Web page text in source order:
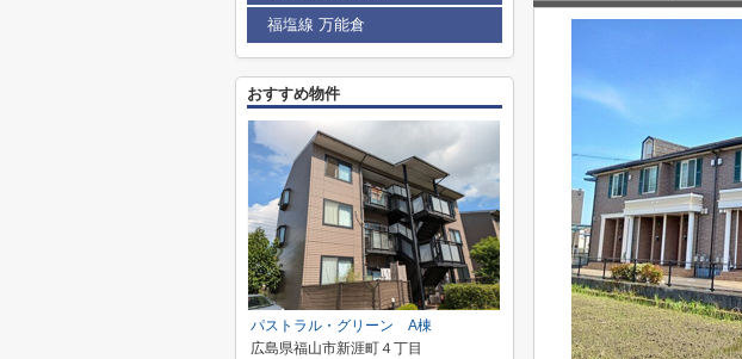
福塩線 万能倉
おすすめ物件
パストラル・グリーン A棟
広島県福山市新涯町４丁目